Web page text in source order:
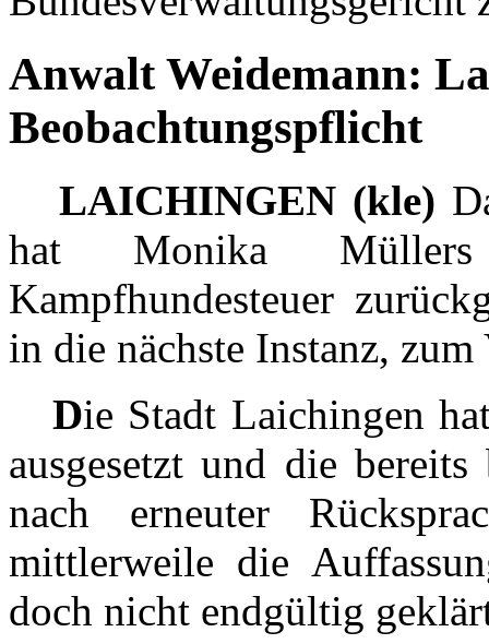
Anwalt Weidemann:
Beobachtungspflicht
LAICHINGEN (kle)
hat Monika
Kampfhundesteuer
in die nächste Instanz,
Die Stadt Laichingen
ausgesetzt und die
nach erneuter
mittlerweile die
doch nicht endgültig